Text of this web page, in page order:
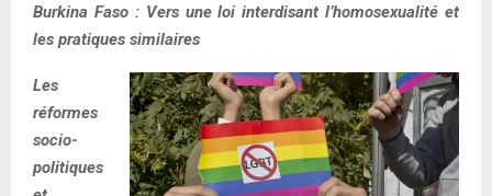
Burkina Faso : Vers une loi interdisant l’homosexualité et
les pratiques similaires
Les
réformes
socio-
politiques